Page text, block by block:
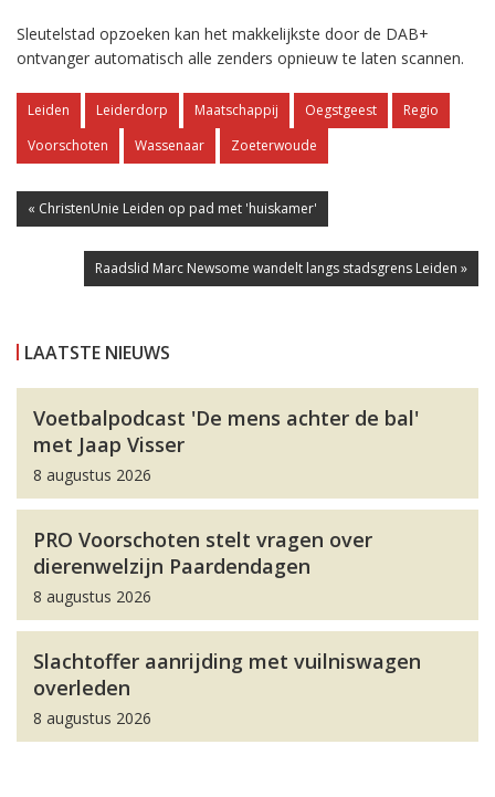
Sleutelstad opzoeken kan het makkelijkste door de DAB+
ontvanger automatisch alle zenders opnieuw te laten scannen.
Leiden Leiderdorp Maatschappij Oegstgeest
Regio
Voorschoten
Wassenaar Zoeterwoude
« ChristenUnie Leiden op pad met 'huiskamer'
Raadslid Marc Newsome wandelt langs stadsgrens Leiden »
LAATSTE NIEUWS
Voetbalpodcast 'De mens achter de bal'
met Jaap Visser
8 augustus 2026
PRO Voorschoten stelt vragen over
dierenwelzijn Paardendagen
8 augustus 2026
Slachtoffer aanrijding met vuilniswagen
overleden
8 augustus 2026